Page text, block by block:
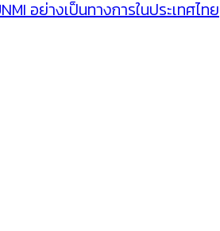
อย่างเป็นทางการในประเทศไทย